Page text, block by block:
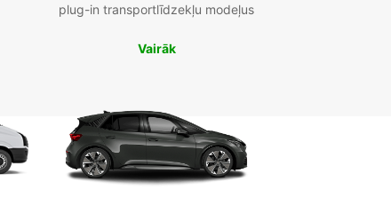
plug-in transportlīdzekļu modeļus
Vairāk